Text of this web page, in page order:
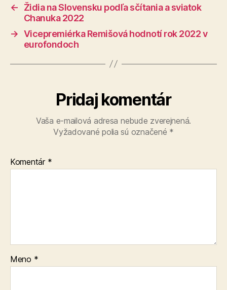
←
Židia na Slovensku podľa sčítania a sviatok
Chanuka 2022
→ Vicepremiérka Remišová hodnotí rok 2022 v
eurofondoch
Pridaj komentár
Vaša e-mailová adresa nebude zverejnená.
Vyžadované polia sú označené *
Komentár *
Meno *